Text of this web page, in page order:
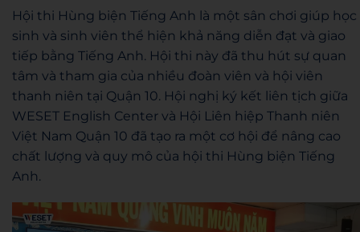
Hội thi Hùng biện Tiếng Anh là một sân chơi giúp học
sinh và sinh viên thể hiện khả năng diễn đạt và giao
tiếp bằng Tiếng Anh. Hội thi này đã thu hút sự quan
tâm và tham gia của nhiều đoàn viên và hội viên
thanh niên tại Quận 10. Hội nghị ký kết liên tịch giữa
WESET English Center và Hội Liên hiệp Thanh niên
Việt Nam Quận 10 đã tạo ra một cơ hội để nâng cao
chất lượng và quy mô của hội thi Hùng biện Tiếng
Anh.